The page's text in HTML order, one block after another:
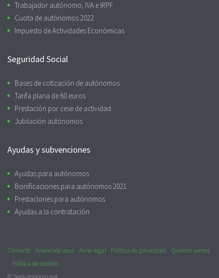
Trabajador autónomo, IVA e IRPF
Cuota de autónomos 2022
Impuesto de Actividades Económicas
Seguridad Social
Bases de cotización de autónomos
Tarifa plana de 60 euros
Prestación por cese de actividad
Jubilación autónomos
Ayudas y subvenciones
Ayudas para autónomos
Bonificaciones para autónomos 2021
Prestaciones para autónomos
Ayudas a la contratación
Contacto Anúnciate aquí Aviso legal Política de privacidad
Quiénes somos
Política de cookies